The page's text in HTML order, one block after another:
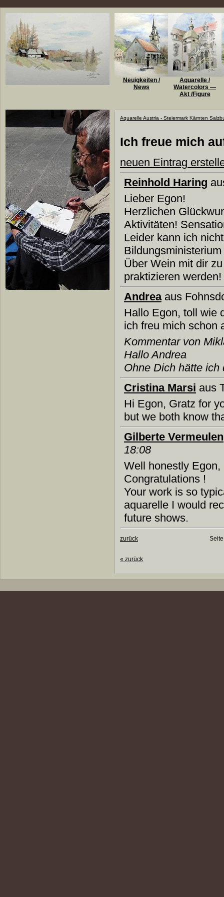
Neuigkeiten /
News
Aquarelle /
Watercolors ---
Akt /Figure
Aquarelle Austria - Steiermark Kärnten
Ich freue mich
neuen Eintrag
Reinhold Haring
Lieber Egon!
Herzlichen
Aktivitäten!
Leider kann ich
Über Wein mit dir
praktizieren
Andreaaus
Hallo Egon, toll wie
ich freu mich schon
Kommentar von
Hallo Andrea
Ohne Dich hätte
Cristina Marsi aus
Hi Egon, Gratz for
but we both know
Gilberte Vermeulen
18:08
Well honestly
Congratulations !
Your work is so
aquarelle I would
future shows.
zurück
« zurück